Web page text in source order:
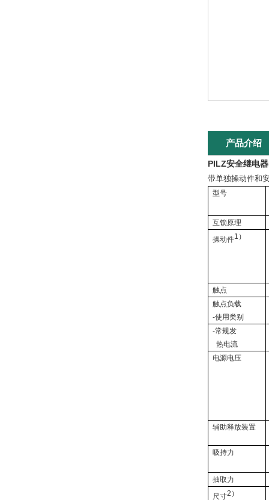
产品介绍
PILZ安全继电
带单独操动件和
型号
互锁原理
操动件1 ）
触点
触点负载
-使用类别
-常规发
热电流
电源电压
辅助释放装置
吸持力
抽取力
尺寸2 ）